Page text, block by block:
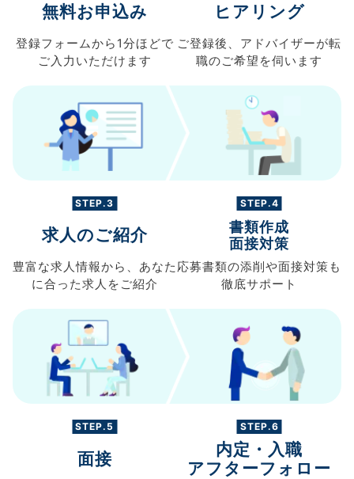
無料お申込み
登録フォームから 1分ほどで
ご入力 いただけます
ヒアリング
ご登録後、 アドバイザーが転
職のご希望を伺います
STEP.3
求人のご紹介
豊富な求人情報から、 あなた
に合った求人を ご紹介
STEP.4
書類作成
面接対策
応募書類の添削や面接対策も
徹底サポート
STEP.5
面接
STEP.6
内定・入職
アフターフォロー